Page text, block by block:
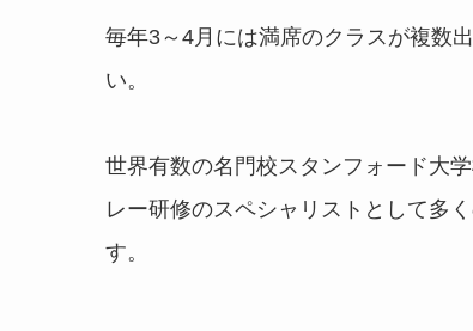
毎年3～4月には満席のクラスが複数
い。
世界有数の名門校スタンフォード大
レー研修のスペシャリストとして多
す。